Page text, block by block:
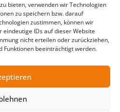
bieten, verwenden wir Technologien
zu speichern bzw. darauf
zustimmen, können wir
IDs auf dieser Website
nicht erteilen oder zurückziehen,
Funktionen beeinträchtigt werden.